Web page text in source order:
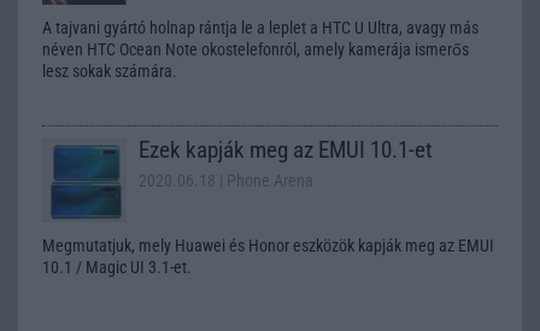
A tajvani gyártó holnap rántja le a leplet a HTC U Ultra, avagy más
néven HTC Ocean Note okostelefonról, amely kamerája ismerős
lesz sokak számára.
Ezek kapják meg az EMUI 10.1-et
2020.06.18 | Phone Arena
Megmutatjuk, mely Huawei és Honor eszközök kapják meg az EMUI
10.1 / Magic UI 3.1-et.